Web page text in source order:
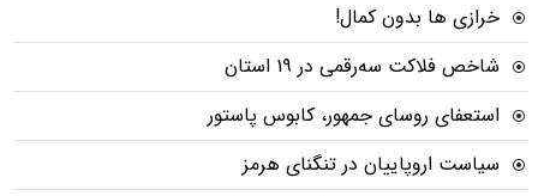
خرازی ها بدون کمال!
شاخص فلاکت سه‌رقمی در ۱۹ استان
استعفای روسای جمهور، کابوس پاستور
سیاست اروپاییان در تنگنای هرمز